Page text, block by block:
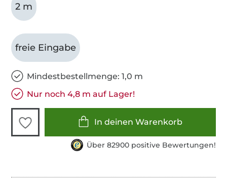
2 m
freie Eingabe
Mindestbestellmenge: 1,0 m
Nur noch 4,8 m auf Lager!
In deinen Warenkorb
Über 82900 positive Bewertungen!